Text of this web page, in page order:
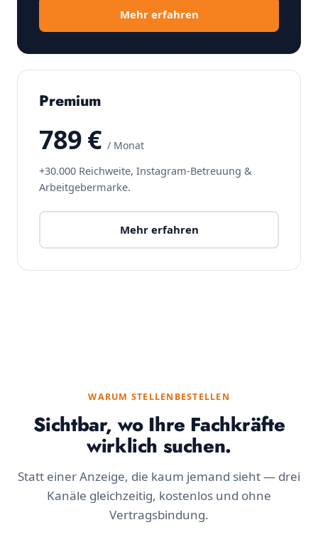
Mehr erfahren
Premium
789 € / Monat
+30.000 Reichweite, Instagram-Betreuung &
Arbeitgebermarke.
Mehr erfahren
WARUM STELLENBESTELLEN
Sichtbar, wo Ihre Fachkräfte
wirklich suchen.
Statt einer Anzeige, die kaum jemand sieht — drei
Kanäle gleichzeitig, kostenlos und ohne
Vertragsbindung.